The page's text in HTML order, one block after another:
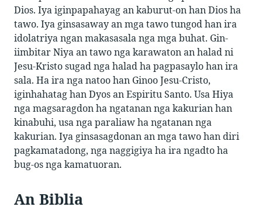
Dios. Iya iginpapahayag an kaburut-on han Dios ha
tawo. Iya ginsasaway an mga tawo tungod han ira
idolatriya ngan makasasala nga mga buhat. Gin-
iimbitar Niya an tawo nga karawaton an halad ni
Jesu-Kristo sugad nga halad ha pagpasaylo han ira
sala. Ha ira nga natoo han Ginoo Jesu-Cristo,
iginhahatag han Dyos an Espiritu Santo. Usa Hiya
nga magsaragdon ha ngatanan nga kakurian han
kinabuhi, usa nga paraliaw ha ngatanan nga
kakurian. Iya ginsasagdonan an mga tawo han diri
pagkamatadong, nga naggigiya ha ira ngadto ha
bug-os nga kamatuoran.
An Biblia